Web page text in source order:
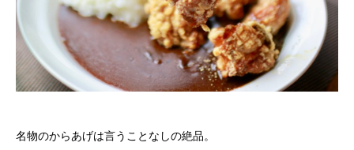
名物のからあげは言うことなしの絶品。